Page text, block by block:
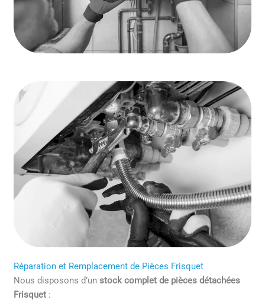
Réparation et Remplacement de Pièces Frisquet
Nous disposons d’unstock complet de pièces détachées
Frisquet :